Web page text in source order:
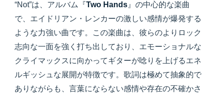
“Not”は、アルバム『Two Hands 』の中心的な楽曲
で、エイドリアン・レンカーの激しい感情が爆発する
ような力強い曲です。この楽曲は、彼らのよりロック
志向な一面を強く打ち出しており、エモーショナルな
クライマックスに向かってギターが唸りを上げるエネ
ルギッシュな展開が特徴です。歌詞は極めて抽象的で
ありながらも、言葉にならない感情や存在の不確かさ